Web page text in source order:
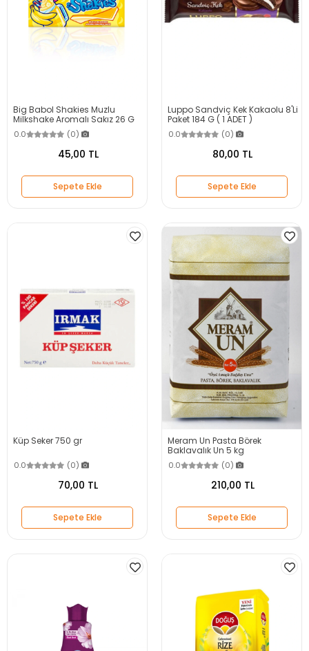
Big Babol Shakies Muzlu
Milkshake Aromalı Sakız 26 G
0.0 (0)
45,00 TL
Sepete Ekle
Luppo Sandviç Kek Kakaolu 8'Li
Paket 184 G ( 1 ADET )
0.0 (0)
80,00 TL
Sepete Ekle
Küp Seker 750 gr
0.0 (0)
70,00 TL
Sepete Ekle
Meram Un Pasta Börek
Baklavalık Un 5 kg
0.0 (0)
210,00 TL
Sepete Ekle